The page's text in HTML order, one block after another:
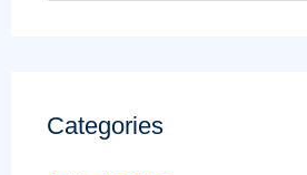
c
Categories